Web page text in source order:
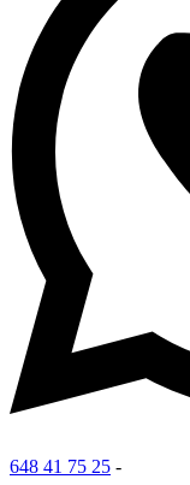
648 41 75 25 -